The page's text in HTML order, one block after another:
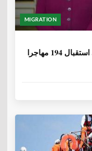
MIGRATION
فرنسا وألمانيا وإيطاليا توافق على استقبال 194 مهاجرا